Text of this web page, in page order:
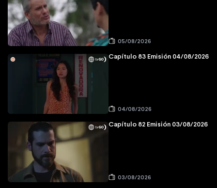
05/08/2026
Capítulo 83 Emisión 04/08/2026
04/08/2026
Capítulo 82 Emisión 03/08/2026
03/08/2026